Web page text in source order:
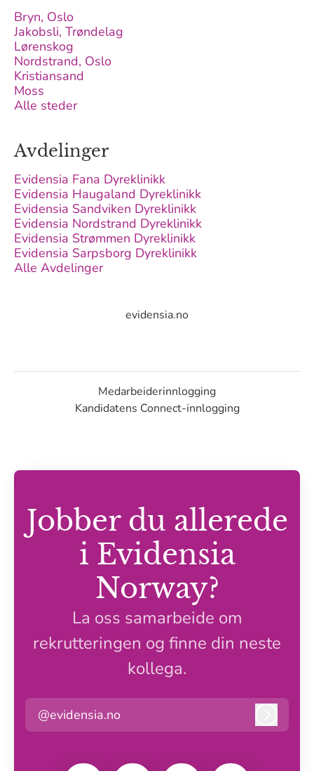
Bryn, Oslo
Jakobsli, Trøndelag
Lørenskog
Nordstrand, Oslo
Kristiansand
Moss
Alle steder
Avdelinger
Evidensia Fana Dyreklinikk
Evidensia Haugaland Dyreklinikk
Evidensia Sandviken Dyreklinikk
Evidensia Nordstrand Dyreklinikk
Evidensia Strømmen Dyreklinikk
Evidensia Sarpsborg Dyreklinikk
Alle Avdelinger
evidensia.no
Medarbeiderinnlogging
Kandidatens Connect-innlogging
Jobber du allerede
i Evidensia
Norway?
La oss samarbeide om
rekrutteringen og finne din neste
kollega.
@evidensia.no